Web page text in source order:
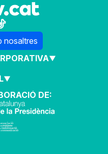
nosaltres
DE: